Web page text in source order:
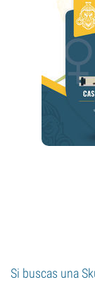
Si buscas una